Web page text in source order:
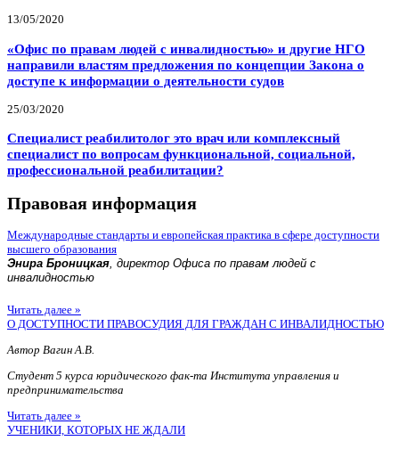
13/05/2020
«Офис по правам людей с инвалидностью» и другие НГО
направили властям предложения по концепции Закона о
доступе к информации о деятельности судов
25/03/2020
Специалист реабилитолог это врач или комплексный
специалист по вопросам функциональной, социальной,
профессиональной реабилитации?
Правовая информация
Международные стандарты и европейская практика в сфере доступности
высшего образования
Энира Броницкая, директор Офиса по правам людей с
инвалидностью
Читать далее »
О ДОСТУПНОСТИ ПРАВОСУДИЯ ДЛЯ ГРАЖДАН С ИНВАЛИДНОСТЬЮ
Автор Вагин А.В.
Студент 5 курса юридического фак-та Института управления и
предпринимательства
Читать далее »
УЧЕНИКИ, КОТОРЫХ НЕ ЖДАЛИ